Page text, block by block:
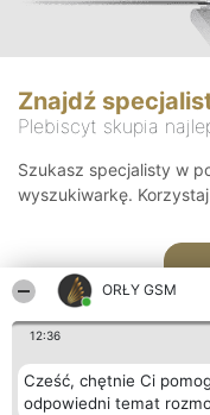
ORŁY GSM
12:36
Cześć, chętnie Ci
odpowiedni temat
Znajdź
Plebiscyt skupia
Szukasz specjalisty w
wyszukiwarkę.